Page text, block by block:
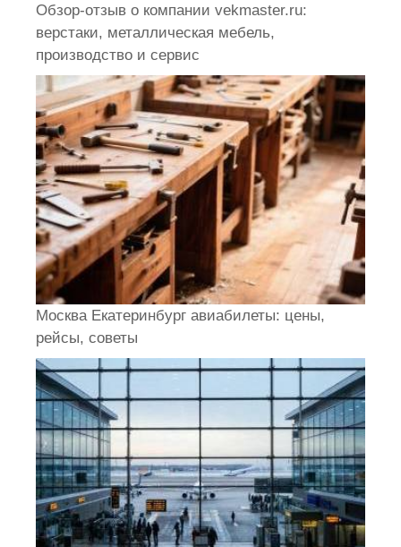
Обзор-отзыв о компании vekmaster.ru:
верстаки, металлическая мебель,
производство и сервис
Москва Екатеринбург авиабилеты: цены,
рейсы, советы